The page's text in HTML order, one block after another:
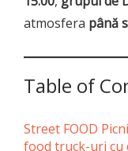
atmosfera până
Table of
Street FOOD
food truck-uri cu